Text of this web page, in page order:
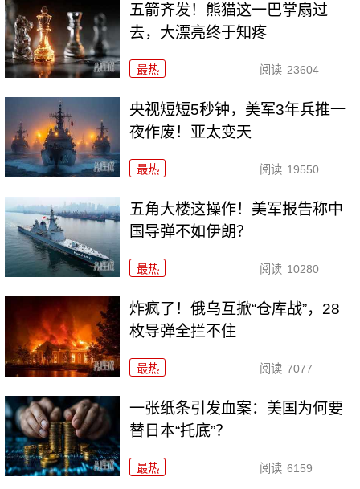
五箭齐发！熊猫这一巴掌扇过
去，大漂亮终于知疼
最热 阅读 23604
央视短短5秒钟，美军3年兵推一
夜作废！亚太变天
最热 阅读 19550
五角大楼这操作！美军报告称中
国导弹不如伊朗？
最热 阅读 10280
炸疯了！俄乌互掀“仓库战”，28
枚导弹全拦不住
最热 阅读 7077
一张纸条引发血案：美国为何要
替日本“托底”？
最热 阅读 6159